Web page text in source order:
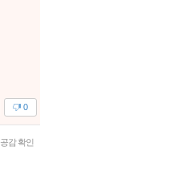
0
공감 확인